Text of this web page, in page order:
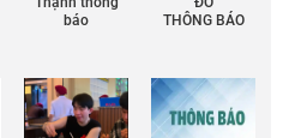
báo
THÔNG BÁO